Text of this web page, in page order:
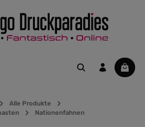
Alle Produkte
Nationenfahnen